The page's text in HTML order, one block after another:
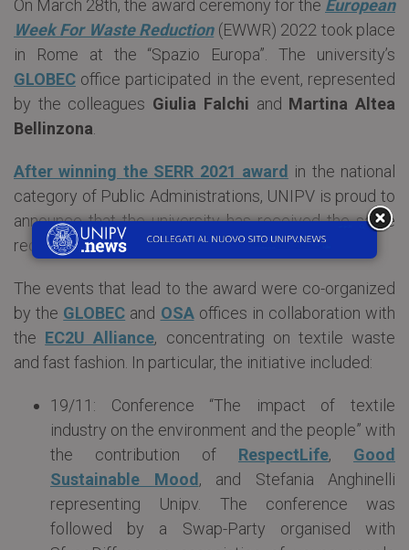
On March 28th, the award ceremony for the European
Week For Waste Reduction(EWWR) 2022 took place
in Rome at the “Spazio Europa”. The university’s
GLOBEC office participated in the event, represented
by the colleagues Giulia Falchi and Martina Altea
Bellinzona
After winning the SERR 2021 award in the national
category of Public Administrations, UNIPV is proud to
announce that the university has received the same
recognition in the 2022 ceremony.
The events that lead to the award were co-organized
by the GLOBEC and OSAoffices in collaboration with
the EC2U Alliance, concentrating on textile waste
and fast fashion. In particular, the initiative included:
19/11: Conference “The impact of textile
industry on the environment and the people” with
the contribution of RespectLife, Good
Sustainable Mood, and Stefania Anghinelli
representing Unipv. The conference was
followed by a Swap-Party organised with